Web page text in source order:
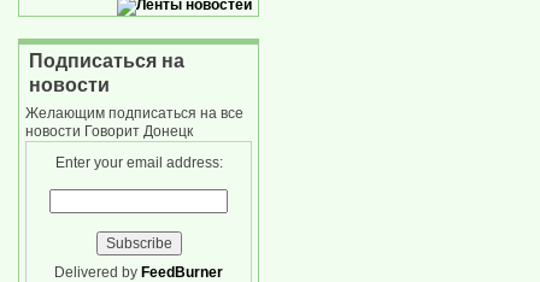
Подписаться на
новости
Желающим подписаться на все
новости Говорит Донецк
Enter your email address:
Delivered by FeedBurner